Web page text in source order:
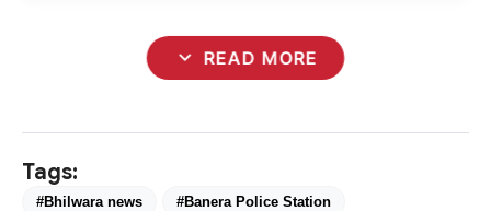
expand_more READ MORE
Tags:
#Bhilwara news #Banera Police Station